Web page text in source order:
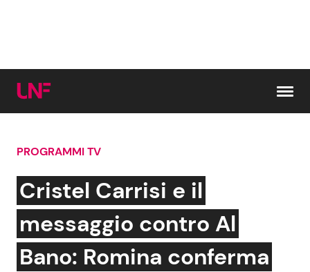
Cerca:
News e Cronaca
Attualità Italiana
Gossip e TV
Bellezze VIP
PROGRAMMI TV
Cristel Carrisi e il
messaggio contro Al
Bano: Romina conferma